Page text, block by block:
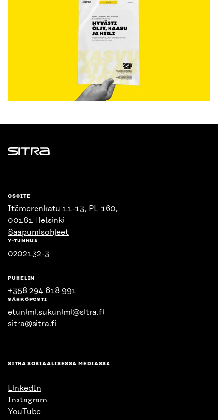
Sitra
OSOITE
Itämerenkatu 11-13, PL 160,
00181 Helsinki
Saapumisohjeet
Y-TUNNUS
0202132-3
PUHELIN
+358 294 618 991
SÄHKÖPOSTI
etunimi.sukunimi@sitra.fi
sitra@sitra.fi
SITRA SOSIAALISESSA MEDIASSA
LinkedIn
Instagram
YouTube